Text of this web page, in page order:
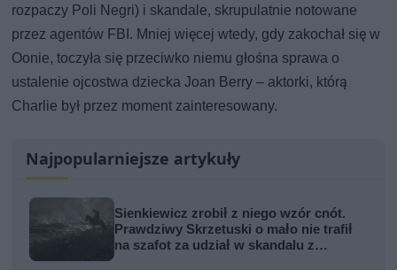
rozpaczy Poli Negri) i skandale, skrupulatnie notowane
przez agentów FBI. Mniej więcej wtedy, gdy zakochał się w
Oonie, toczyła się przeciwko niemu głośna sprawa o
ustalenie ojcostwa dziecka Joan Berry – aktorki, którą
Charlie był przez moment zainteresowany.
Najpopularniejsze artykuły
Sienkiewicz zrobił z niego wzór cnót.
Prawdziwy Skrzetuski o mało nie trafił
na szafot za udział w skandalu z